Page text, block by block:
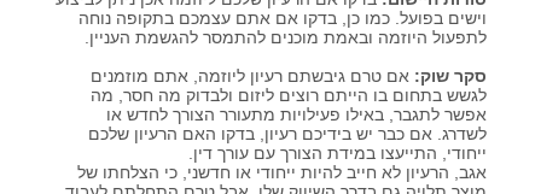
וישים בפועל. כמו כן, בדקו אם אתם עצמכם בתקופה נוחה
לתפעול היוזמה ובאמת מוכנים להתמסר להגשמת העניין.
סקר שוק: אם טרם גיבשתם רעיון ליוזמה, אתם מוזמנים
לגשש בתחום בו הייתם רוצים ליזום ולבדוק מה חסר, מה
אפשר לתגבר, באילו פעילויות מתעורר הצורך לחדש או
לשדרג. אם כבר יש בידיכם רעיון, בדקו האם הרעיון שלכם
ייחודי, התייעצו במידת הצורך עם עורך דין.
אגב, הרעיון לא חייב להיות ייחודי או חדשני, כי הצלחתו של